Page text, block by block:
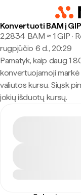
Konvertuoti BAM į GIP
2,2834 BAM ≈ 1 GIP ·
rugpjūčio 6 d., 20:29
Pamatyk, kaip daug 1
konvertuojamoji
valiutos kursu. Siųsk
jokių išduotų kursų.